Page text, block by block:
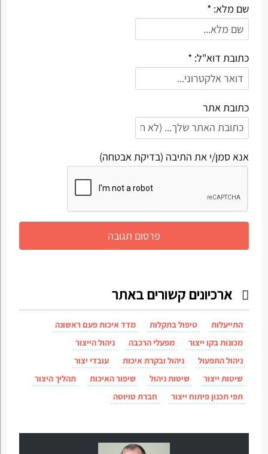
שם מלא: *
כתובת דוא"ל: *
כתובת אתר
אנא סמן/י את התיבה (בדיקת אבטחה)
ארכיונים קשורים באתר
התייעלות טיפול בתקלות
מדד איכות פעם ראשונה
מכונות בקו ייצור
מפעלי הרכבה
ניהול הייצור
ניהול התפעול
ניהול ובקרת איכות
עובדי יצור
שיטות ייצור
שיטות ניהול שיפור האיכות
תהליך היצור
תפי תכנון פיתוח ייצור
חברת טויוטה